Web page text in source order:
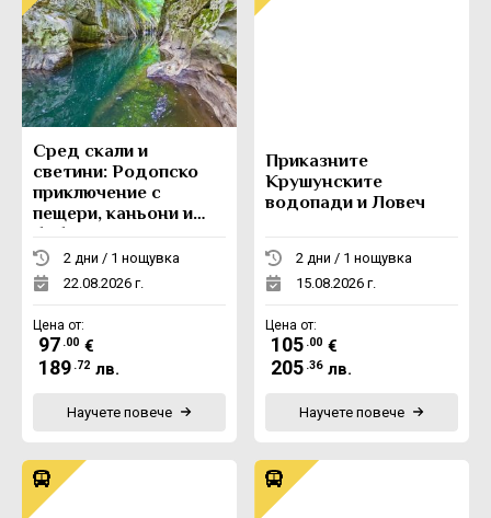
Сред скали и
светини: Родопско
приключение с
пещери, каньони и
боб
2 дни / 1 нощувка
22.08.2026 г.
Цена от:
97 .00 €
189 .72 лв.
Научете повече
Приказните
Крушунските
водопади и Ловеч
2 дни / 1 нощувка
15.08.2026 г.
Цена от:
105 .00 €
205 .36 лв.
Научете повече